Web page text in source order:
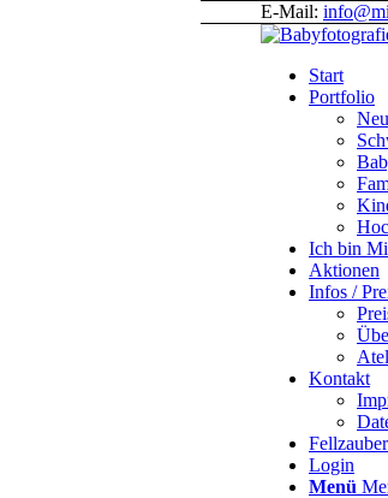
E-Mail:
Start
Portfolio
Ich bin
Aktionen
Infos /
Kontakt
Login
Menü